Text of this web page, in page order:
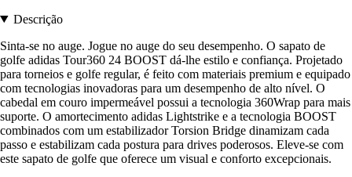
Descrição
Sinta-se no auge. Jogue no auge do seu desempenho. O sapato de
golfe adidas Tour360 24 BOOST dá-lhe estilo e confiança. Projetado
para torneios e golfe regular, é feito com materiais premium e equipado
com tecnologias inovadoras para um desempenho de alto nível. O
cabedal em couro impermeável possui a tecnologia 360Wrap para mais
suporte. O amortecimento adidas Lightstrike e a tecnologia BOOST
combinados com um estabilizador Torsion Bridge dinamizam cada
passo e estabilizam cada postura para drives poderosos. Eleve-se com
este sapato de golfe que oferece um visual e conforto excepcionais.